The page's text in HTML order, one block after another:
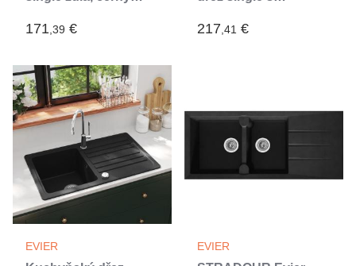
171,39 €
reverzibilní šedý
(Gris)
217,41 €
EVIER EVIER